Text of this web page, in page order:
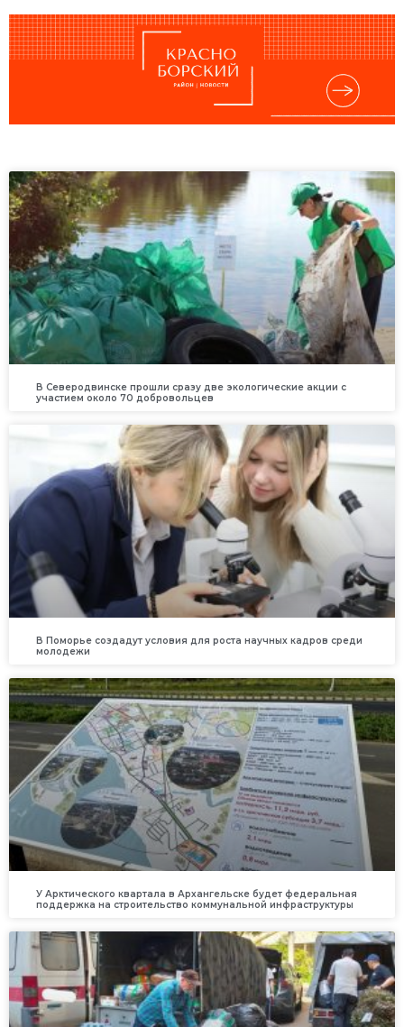
В Северодвинске прошли сразу две экологические акции с
участием около 70 добровольцев
В Поморье создадут условия для роста научных кадров среди
молодежи
У Арктического квартала в Архангельске будет федеральная
поддержка на строительство коммунальной инфраструктуры